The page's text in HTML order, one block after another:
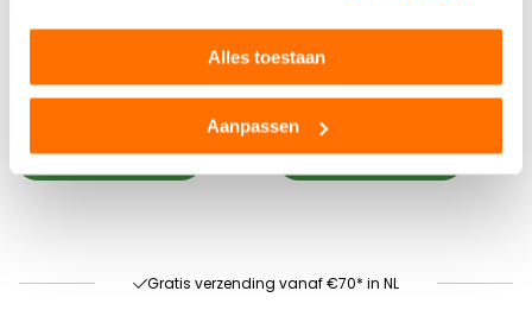
Alles toestaan
Aanpassen
46,95
Bekijk product
20,99
Bekijk product
Gratis verzending vanaf €70* in NL